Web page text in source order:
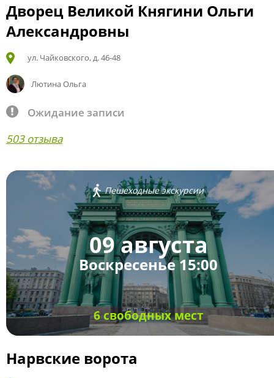
Дворец Великой Княгини Ольги
Александровны
ул. Чайковского, д. 46-48
Лютина Ольга
Ожидание записи
503 отзыва
Пешеходные экскурсии
09 августа
Воскресенье 15:00
6 свободных мест
Нарвские ворота